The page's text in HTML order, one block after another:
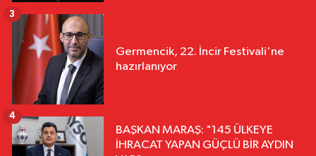
Germencik, 22. İncir Festivali'ne
hazırlanıyor
3
BAŞKAN MARAŞ: "145 ÜLKEYE
İHRACAT YAPAN GÜÇLÜ BİR AYDIN
4